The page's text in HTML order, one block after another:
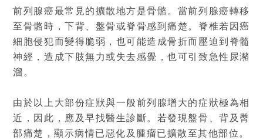
前列腺癌最常見的擴散地方是骨骼。當前列腺癌轉移
至骨骼時，下背、盤骨或脊骨感到痛楚。脊椎若因癌
細胞侵犯而變得脆弱，也可能造成骨折而壓迫到脊髓
神經，造成下肢無力或失去感覺，也可引致急性尿瀦
溜。
由於以上大部份症狀與一般前列腺增大的症狀極為相
近，因此，應及早找醫生診斷。若發現盤骨、背及臀
部痛楚，顯示病情已惡化及腫瘤已擴散至其他部位。